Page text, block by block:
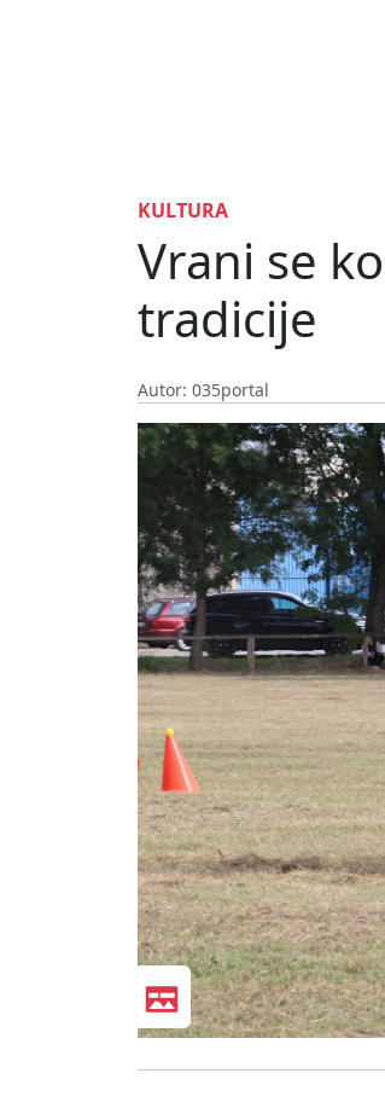
KULTURA
Vrani se
tradicije
Autor: 035portal